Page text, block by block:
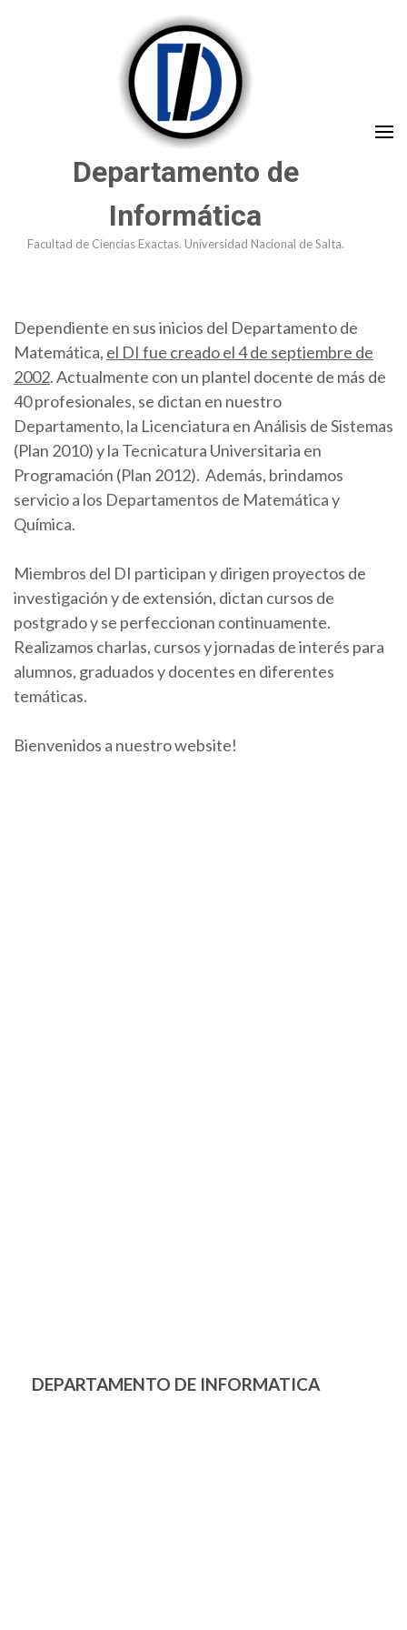
Departamento de
Informática
Facultad de Ciencias Exactas. Universidad Nacional de Salta.
Dependiente en sus inicios del Departamento de
Matemática, el DI fue creado el 4 de septiembre de
2002. Actualmente con un plantel docente de más de
40 profesionales, se dictan en nuestro
Departamento, la Licenciatura en Análisis de Sistemas
(Plan 2010) y la Tecnicatura Universitaria en
Programación (Plan 2012). Además, brindamos
servicio a los Departamentos de Matemática y
Química.
Miembros del DI participan y dirigen proyectos de
investigación y de extensión, dictan cursos de
postgrado y se perfeccionan continuamente.
Realizamos charlas, cursos y jornadas de interés para
alumnos, graduados y docentes en diferentes
temáticas.
Bienvenidos a nuestro website!
DEPARTAMENTO DE INFORMATICA